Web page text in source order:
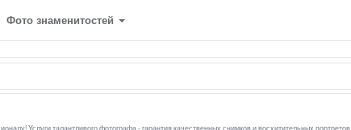
Фото знаменитостей
Услуги талантливого фотографа - гарантия качественных снимков и восхитительных портретов.